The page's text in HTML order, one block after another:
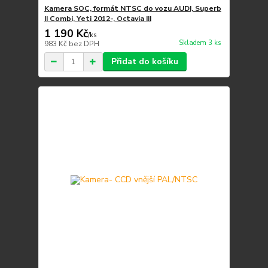
Kamera SOC, formát NTSC do vozu AUDI, Superb
II Combi, Yeti 2012-, Octavia III
1 190 Kč/ks
983 Kč bez DPH Skladem 3 ks
Přidat do košíku